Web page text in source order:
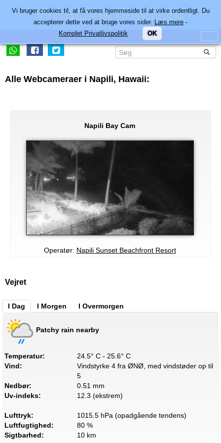
Alle Webcameraer i Napili, Hawaii:
Napili Bay Cam
Operatør: Napili Sunset Beachfront Resort
Vejret
I Dag I Morgen I Overmorgen
Patchy rain nearby
Temperatur:
24.5° C - 25.6° C
Vind:
Vindstyrke 4 fra ØNØ, med vindstøder op til
5
Nedbør:
0.51 mm
Uv-indeks:
12.3 (ekstrem)
Lufttryk:
1015.5 hPa (opadgående tendens)
Luftfugtighed:
80 %
Sigtbarhed:
10 km
Vi bruger cookies til, at få vores hjemmeside til at virke ordentligt. Du
accepterer dette ved at bruge vores sider. Læs mere -
Komplet Privatlivspolitik
OK